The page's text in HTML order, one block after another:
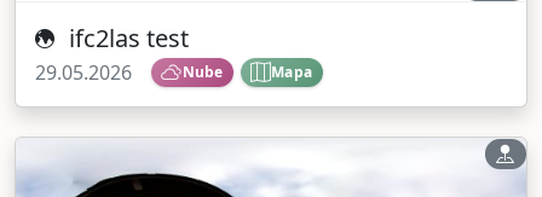
ifc2las test
29.05.2026 Nube Mapa